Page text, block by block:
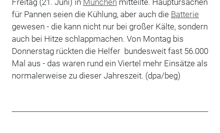
Freitag (21. Juni) in München mitteilte. Hauptursachen
für Pannen seien die Kühlung, aber auch die Batterie
gewesen - die kann nicht nur bei großer Kälte, sondern
auch bei Hitze schlappmachen. Von Montag bis
Donnerstag rückten die Helfer bundesweit fast 56.000
Mal aus - das waren rund ein Viertel mehr Einsätze als
normalerweise zu dieser Jahreszeit. (dpa/beg)